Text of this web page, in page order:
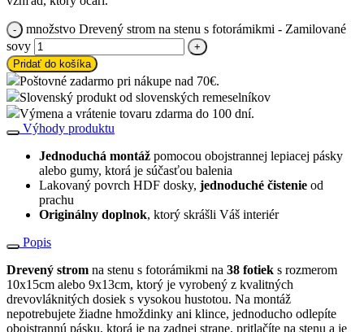
množstvo Drevený strom na stenu s fotorámikmi - Zamilované
sovy
Pridať do košíka
Poštovné zadarmo pri nákupe nad 70€.
Slovenský produkt od slovenských remeselníkov
Výmena a vrátenie tovaru zdarma do 100 dní.
Výhody produktu
Jednoduchá montáž pomocou obojstrannej lepiacej pásky
alebo gumy, ktorá je súčasťou balenia
Lakovaný povrch HDF dosky, jednoduché čistenie od
prachu
Originálny doplnok, ktorý skrášli Váš interiér
Popis
Drevený strom na stenu s fotorámikmi na 38 fotiek s rozmerom
10x15cm alebo 9x13cm, ktorý je vyrobený z kvalitných
drevovláknitých dosiek s vysokou hustotou. Na montáž
nepotrebujete žiadne hmoždinky ani klince, jednoducho odlepíte
obojstrannú pásku, ktorá je na zadnej strane, pritlačíte na stenu a je